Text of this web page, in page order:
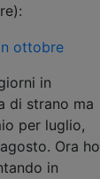
in
di strano ma
per luglio,
Ora ho
in